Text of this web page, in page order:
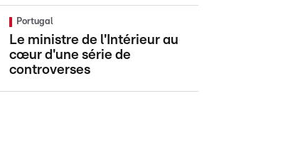
Portugal
Le ministre de l'Intérieur au
cœur d'une série de
controverses